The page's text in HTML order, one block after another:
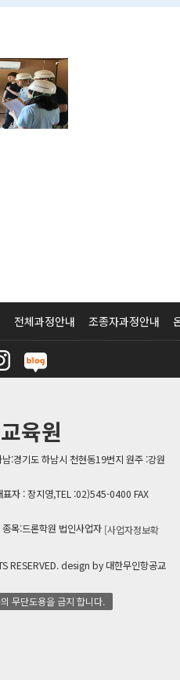
전체과정안내 조종자과정안내
육원
:경기도 하남시 천현동19번지 원주 :강원
표자 : 장지영,TEL :02)545-0400 FAX
목:드론학원 법인사업자 [사업자정보확
RESERVED. design by 대한무인항공교
무단도용을 금지 합니다.